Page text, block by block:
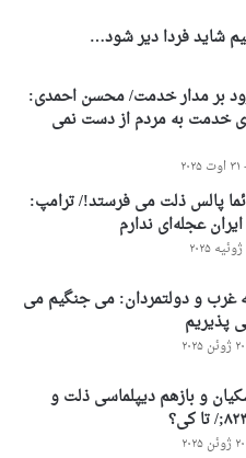
شاید فردا دیر شود…
بر مدار خدمت/ محسن احمدی:
خدمت به مردم از دست نمی
پالس ذلت می فرستد!/ ترامپ:
عجله‌ای ندارم
غرب و دولتمردان: می جنگیم می
پذیریم
و بازهم دیپلماسی ذلت و